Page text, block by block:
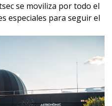
se moviliza por todo el
especiales para seguir el